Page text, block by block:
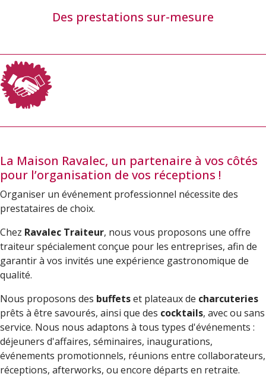
Des prestations sur-mesure
La Maison Ravalec, un partenaire à vos côtés
pour l’organisation de vos réceptions !
Organiser un événement professionnel nécessite des
prestataires de choix.
Chez Ravalec Traiteur, nous vous proposons une offre
traiteur spécialement conçue pour les entreprises, afin de
garantir à vos invités une expérience gastronomique de
qualité.
Nous proposons des buffetset plateaux de charcuteries
prêts à être savourés, ainsi que des cocktails, avec ou sans
service. Nous nous adaptons à tous types d'événements :
déjeuners d'affaires, séminaires, inaugurations,
événements promotionnels, réunions entre collaborateurs,
réceptions, afterworks, ou encore départs en retraite.